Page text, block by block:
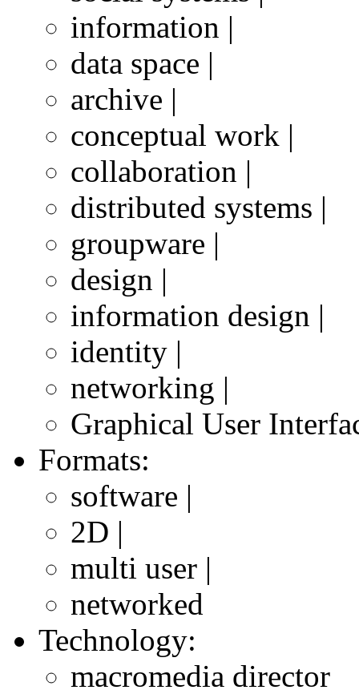
information |
data space |
archive |
conceptual work |
collaboration |
distributed systems |
groupware |
design |
information design |
identity |
networking |
Graphical User
Formats:
software |
2D |
multi user |
networked
Technology:
macromedia director